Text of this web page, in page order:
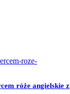
róże angielskie z